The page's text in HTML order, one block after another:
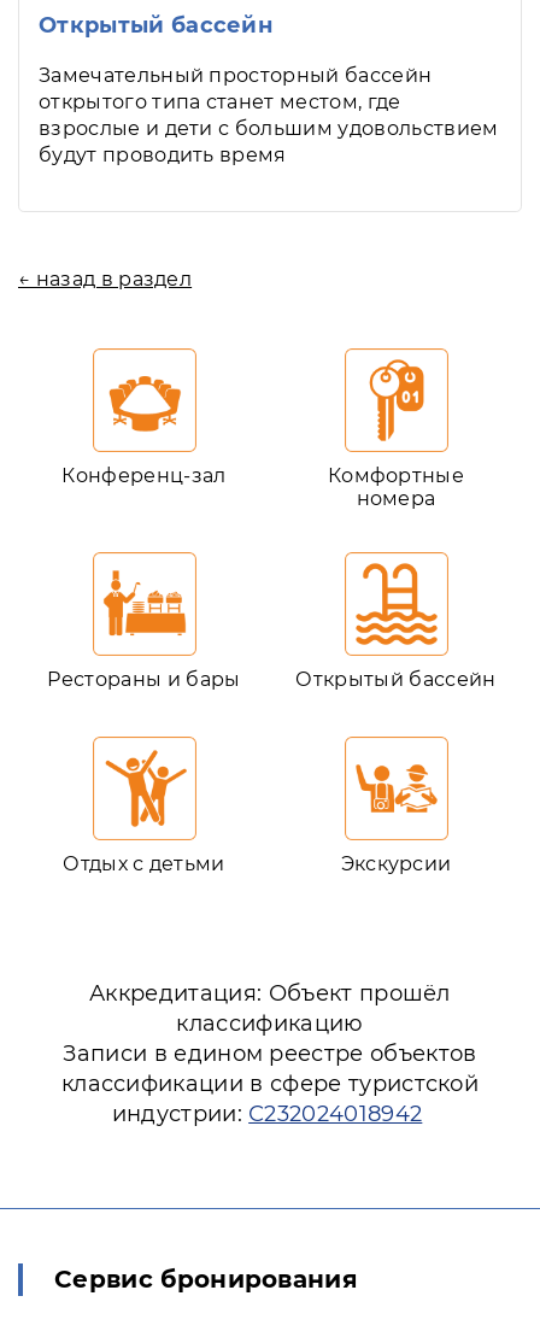
Открытый бассейн
Замечательный просторный бассейн
открытого типа станет местом, где
взрослые и дети с большим удовольствием
будут проводить время
← назад в раздел
Конференц-зал
Комфортные
номера
Рестораны и бары Открытый бассейн
Отдых с детьми Экскурсии
Аккредитация: Объект прошёл
классификацию
Записи в едином реестре объектов
классификации в сфере туристской
индустрии: С232024018942
Сервис бронирования